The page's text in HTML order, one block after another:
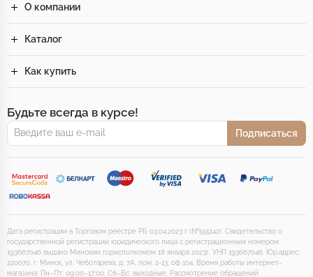
О компании
Каталог
Как купить
Будьте всегда в курсе!
Подписаться
Дата регистрации в Торговом реестре РБ 03.04.2023 г (№555142). Свидетельство о
государственной регистрации юридического лица с регистрационным номером
193667046 выдано Минским горисполкомом 18 января 2023г. УНП 193667046. Юр.адрес:
220070, г. Минск, ул. Чеботарева, д. 7А, пом. 2-13, оф 104. Время работы интернет-
магазина: Пн–Пт: 09:00–17:00, Сб–Вс: выходные. Рассмотрение обращений